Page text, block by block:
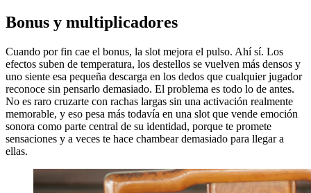
Bonus y multiplicadores
Cuando por fin cae el bonus, la slot mejora el pulso. Ahí sí. Los
efectos suben de temperatura, los destellos se vuelven más densos y
uno siente esa pequeña descarga en los dedos que cualquier jugador
reconoce sin pensarlo demasiado. El problema es todo lo de antes.
No es raro cruzarte con rachas largas sin una activación realmente
memorable, y eso pesa más todavía en una slot que vende emoción
sonora como parte central de su identidad, porque te promete
sensaciones y a veces te hace chambear demasiado para llegar a
ellas.